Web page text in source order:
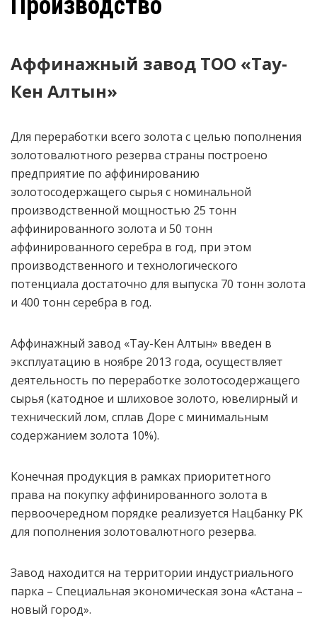
Аффинажный завод ТОО «Тау-
Кен Алтын»
Для переработки всего золота с целью пополнения
золотовалютного резерва страны построено
предприятие по аффинированию
золотосодержащего сырья с номинальной
производственной мощностью 25 тонн
аффинированного золота и 50 тонн
аффинированного серебра в год, при этом
производственного и технологического
потенциала достаточно для выпуска 70 тонн золота
и 400 тонн серебра в год.
Аффинажный завод «Тау-Кен Алтын» введен в
эксплуатацию в ноябре 2013 года, осуществляет
деятельность по переработке золотосодержащего
сырья (катодное и шлиховое золото, ювелирный и
технический лом, сплав Доре с минимальным
содержанием золота 10%).
Конечная продукция в рамках приоритетного
права на покупку аффинированного золота в
первоочередном порядке реализуется Нацбанку РК
для пополнения золотовалютного резерва.
Завод находится на территории индустриального
парка – Специальная экономическая зона «Астана –
новый город».